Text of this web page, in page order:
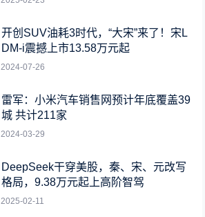
开创SUV油耗3时代，“大宋”来了！宋L
DM-i震撼上市13.58万元起
2024-07-26
雷军：小米汽车销售网预计年底覆盖39
城 共计211家
2024-03-29
DeepSeek干穿美股，秦、宋、元改写
格局，9.38万元起上高阶智驾
2025-02-11